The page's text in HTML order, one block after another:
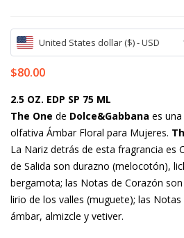
United States dollar ($) - USD
$80.00
2.5 OZ. EDP SP 75 ML
The One de Dolce&Gabbana es
olfativa Ámbar Floral para Mujeres.
La Nariz detrás de esta fragrancia es
de Salida son durazno (melocotón),
bergamota; las Notas de Corazón
lirio de los valles (muguete); las
ámbar, almizcle y vetiver.